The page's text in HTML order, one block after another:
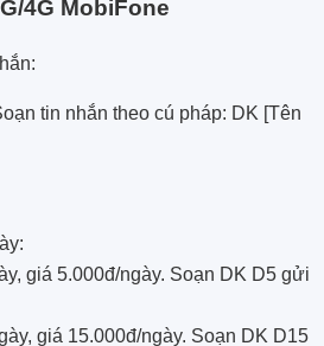
4G MobiFone
tin nhắn theo cú pháp: DK [Tên
giá 5.000đ/ngày. Soạn DK D5 gửi
giá 15.000đ/ngày. Soạn DK D15